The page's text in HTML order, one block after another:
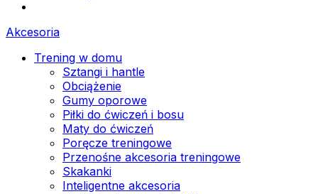
Akcesoria
Trening w domu
Sztangi i hantle
Obciążenie
Gumy oporowe
Piłki do ćwiczeń i bosu
Maty do ćwiczeń
Poręcze treningowe
Przenośne akcesoria treningowe
Skakanki
Inteligentne akcesoria